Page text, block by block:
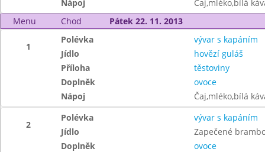
Nápoj
Čaj,mléko,bílá
Menu
Chod Pátek 22. 11. 2013
1
Polévka
vývar s kapáním
Jídlo
hovězí guláš
Příloha
těstoviny
Doplněk
ovoce
Nápoj
Čaj,mléko,bílá
2
Polévka
vývar s kapáním
Jídlo
Zapečené
Doplněk
ovoce